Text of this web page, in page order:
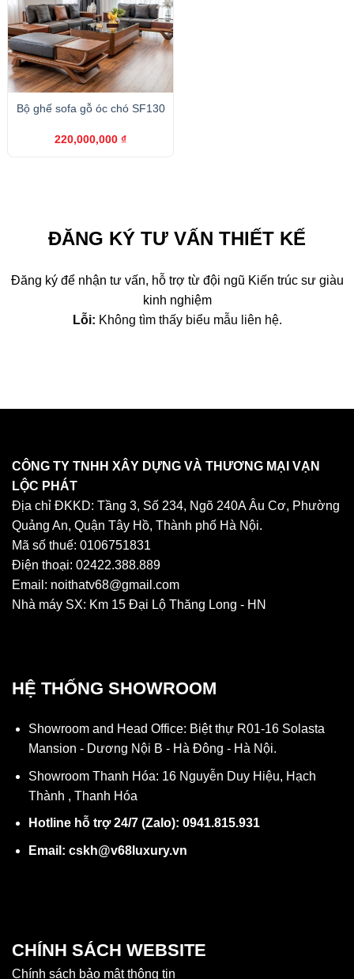
Bộ ghế sofa gỗ óc chó SF130
220,000,000 ₫
ĐĂNG KÝ TƯ VẤN THIẾT KẾ
Đăng ký để nhận tư vấn, hỗ trợ từ đội ngũ Kiến trúc sư giàu
kinh nghiệm
Lỗi: Không tìm thấy biểu mẫu liên hệ.
CÔNG TY TNHH XÂY DỰNG VÀ THƯƠNG MẠI VẠN
LỘC PHÁT
Địa chỉ ĐKKD: Tầng 3, Số 234, Ngõ 240A Âu Cơ, Phường
Quảng An, Quận Tây Hồ, Thành phố Hà Nội.
Mã số thuế: 0106751831
Điện thoại: 02422.388.889
Email: noithatv68@gmail.com
Nhà máy SX: Km 15 Đại Lộ Thăng Long - HN
HỆ THỐNG SHOWROOM
Showroom and Head Office: Biệt thự R01-16 Solasta
Mansion - Dương Nội B - Hà Đông - Hà Nội.
Showroom Thanh Hóa: 16 Nguyễn Duy Hiệu, Hạch
Thành , Thanh Hóa
Hotline hỗ trợ 24/7 (Zalo): 0941.815.931
Email: cskh@v68luxury.vn
CHÍNH SÁCH WEBSITE
Chính sách bảo mật thông tin